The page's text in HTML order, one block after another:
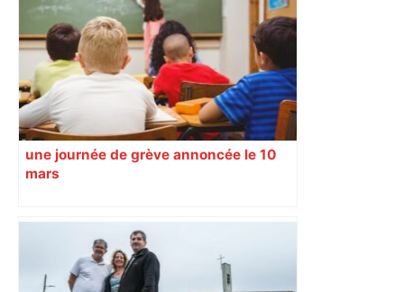
une journée de grève annoncée le 10
mars